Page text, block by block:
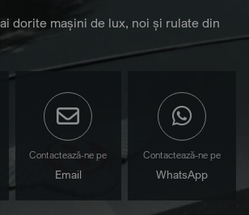
dorite mașini de lux, noi și rulate din
Contactează-ne pe
Email
Contactează-ne pe
WhatsApp